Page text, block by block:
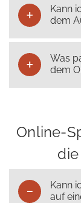
Kann
dem
Was
dem
Online-
Kann
auf